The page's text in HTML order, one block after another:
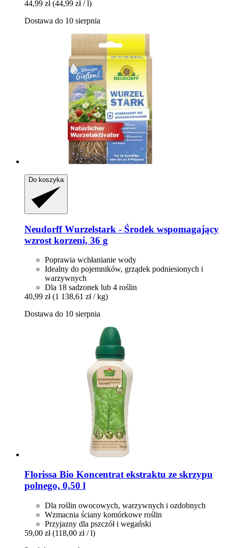
44,99 zł (44,99 zł / l)
Dostawa do 10 sierpnia
Do koszyka
NeudorffWurzelstark -​ Środek wspomagający
wzrost korzeni, 36 g
Poprawia wchłanianie wody
Idealny do pojemników, grządek podniesionych i
warzywnych
Dla 18 sadzonek lub 4 roślin
40,99 zł (1 138,61 zł / kg)
Dostawa do 10 sierpnia
Florissa Bio Koncentrat ekstraktu ze skrzypu
polnego, 0,50 l
Dla roślin owocowych, warzywnych i ozdobnych
Wzmacnia ściany komórkowe roślin
Przyjazny dla pszczół i wegański
59,00 zł (118,00 zł / l)